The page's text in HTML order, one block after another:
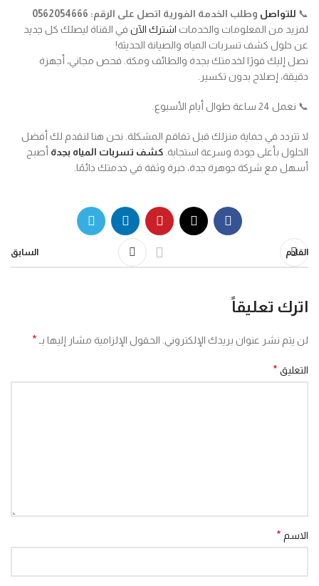
📞 للتواصل وطلب الخدمة الفورية اتصل على الرقم: 0562054666
لمزيد من المعلومات والخدمات اشترك الآن في القناة ليصلك كل جديد
عن حلول كشف تسربات المياه والصيانة الحديثة!
نصل إليك فورًا لخدمتك بجدة والطائف ومكة. فحص مجاني، أجهزة
دقيقة، إصلاح بدون تكسير.
📞 نعمل 24 ساعة طوال أيام الأسبوع.
لا تتردد في حماية منزلك قبل تفاقم المشكلة. نحن هنا لنقدم لك أفضل
الحلول بأعلى جودة وسرعة استجابة. كشف تسربات المياه بجدة أصبح
أسهل مع شركة جوهرة جدة، خبرة وثقة في خدمتك دائمًا.
القادم السابق
اترك تعليقاً
لن يتم نشر عنوان بريدك الإلكتروني. الحقول الإلزامية مشار إليها بـ *
التعليق *
الاسم *